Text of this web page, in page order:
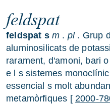
feldspat
feldspat s m . pl. Grup
aluminosilicats de
rarament, d'amoni, bari
e l s sistemes
essencial s molt
metamòrfiques [ 2000-